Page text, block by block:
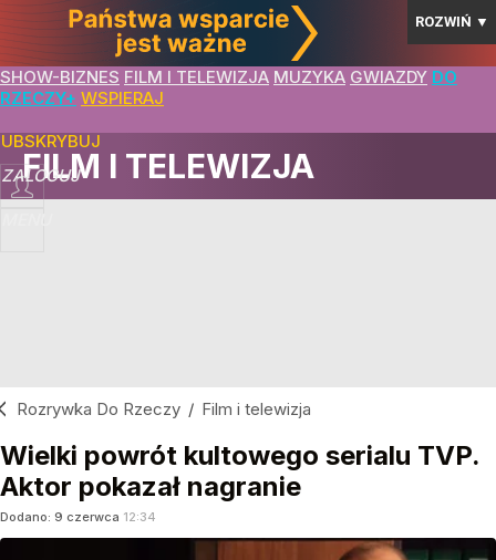
ROZWIŃ ▼
SHOW-BIZNES FILM I TELEWIZJA MUZYKA GWIAZDY DO
RZECZY+ WSPIERAJ
ZALOGUJ
FILM I TELEWIZJA
Rozrywka Do Rzeczy / Film i telewizja
Wielki powrót kultowego serialu TVP.
Aktor pokazał nagranie
Dodano: 9 czerwca 12:34